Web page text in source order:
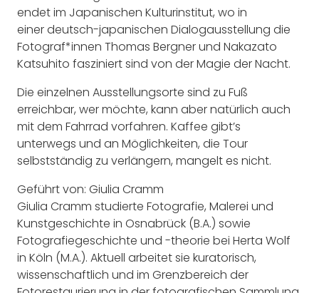
endet im Japanischen Kulturinstitut, wo in
einer deutsch-japanischen Dialogausstellung die
Fotograf*innen Thomas Bergner und Nakazato
Katsuhito fasziniert sind von der Magie der Nacht.
Die einzelnen Ausstellungsorte sind zu Fuß
erreichbar, wer möchte, kann aber natürlich auch
mit dem Fahrrad vorfahren. Kaffee gibt’s
unterwegs und an Möglichkeiten, die Tour
selbstständig zu verlängern, mangelt es nicht.
Geführt von: Giulia Cramm
Giulia Cramm studierte Fotografie, Malerei und
Kunstgeschichte in Osnabrück (B.A.) sowie
Fotografiegeschichte und -theorie bei Herta Wolf
in Köln (M.A.). Aktuell arbeitet sie kuratorisch,
wissenschaftlich und im Grenzbereich der